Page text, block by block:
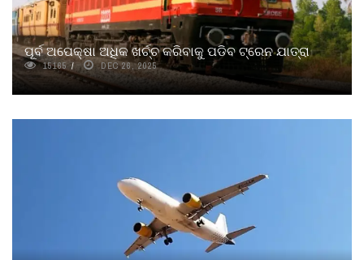
ପୂର୍ବ ଅପେକ୍ଷା ଅଧିକ ଖର୍ଚ୍ଚ କରିବାକୁ ପଡିବ ଟ୍ରେନ ଯାତ୍ରା
15165 DEC 26, 2025